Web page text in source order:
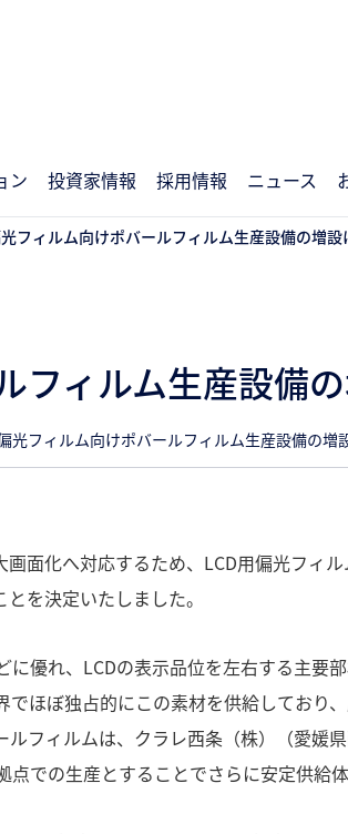
ン 投資家情報 採用情報 ニュース
フィルム向けポバールフィルム生産設備の増設
フィルム生産設備
フィルム向けポバールフィルム生産設備の増
面化へ対応するため、LCD用偏光フィ
を決定いたしました。
優れ、LCDの表示品位を左右する主要
ほぼ独占的にこの素材を供給しており
フィルムは、クラレ西条（株）（愛媛
での生産とすることでさらに安定供給体